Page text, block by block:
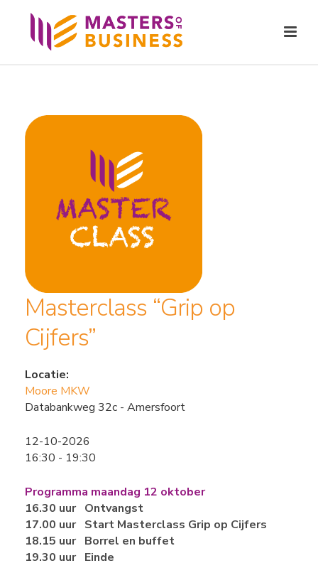
Masterclass “Grip op
Cijfers”
Locatie:
Moore MKW
Databankweg 32c - Amersfoort
12-10-2026
16:30 - 19:30
Programma maandag 12 oktober
16.30 uur Ontvangst
17.00 uur Start Masterclass Grip op Cijfers
18.15 uur Borrel en buffet
19.30 uur Einde